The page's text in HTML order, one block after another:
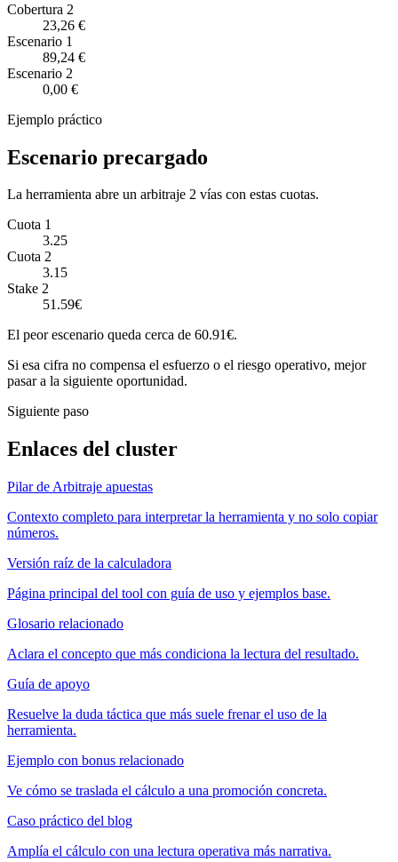
Cobertura 2
23,26 €
Escenario 1
89,24 €
Escenario 2
0,00 €
Ejemplo práctico
Escenario precargado
La herramienta abre un arbitraje 2 vías con estas cuotas.
Cuota 1
3.25
Cuota 2
3.15
Stake 2
51.59€
El peor escenario queda cerca de 60.91€.
Si esa cifra no compensa el esfuerzo o el riesgo operativo, mejor
pasar a la siguiente oportunidad.
Siguiente paso
Enlaces del cluster
Pilar de Arbitraje apuestas
Contexto completo para interpretar la herramienta y no solo copiar
números.
Versión raíz de la calculadora
Página principal del tool con guía de uso y ejemplos base.
Glosario relacionado
Aclara el concepto que más condiciona la lectura del resultado.
Guía de apoyo
Resuelve la duda táctica que más suele frenar el uso de la
herramienta.
Ejemplo con bonus relacionado
Ve cómo se traslada el cálculo a una promoción concreta.
Caso práctico del blog
Amplía el cálculo con una lectura operativa más narrativa.